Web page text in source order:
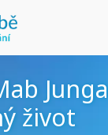
Junga
život